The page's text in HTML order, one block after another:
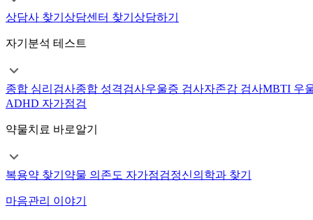
상담사 찾기 상담센터 찾기 상담하기
자기분석 테스트
종합 심리검사종합 성격검사우울증 검사자존감 검사MBTI 우
ADHD 자가점검
약물치료 바로알기
복용약 찾기 약물 의존도 자가점검정신의학과 찾기
마음관리 이야기